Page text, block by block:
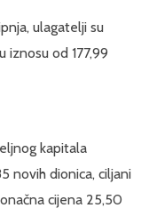
ulagatelji su
iznosu od 177,99
kapitala
novih dionica, ciljani
cijena 25,50